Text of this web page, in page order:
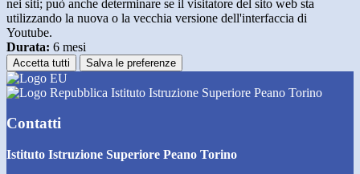
nei siti; può anche determinare se il visitatore del sito web sta
utilizzando la nuova o la vecchia versione dell'interfaccia di
Youtube.
Durata: 6 mesi
Accetta tutti Salva le preferenze
Istituto Istruzione Superiore Peano Torino
Contatti
Istituto Istruzione Superiore Peano Torino